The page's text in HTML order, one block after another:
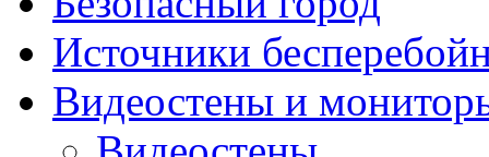
Источники
Видеостены и